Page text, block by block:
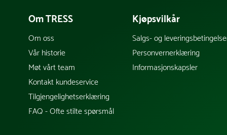
Om TRESS
Om oss
Vår historie
Møt vårt team
Kontakt kundeservice
Tilgjengelighetserklæring
FAQ - Ofte stilte spørsmål
Kjøpsvilkår
Salgs- og
Personvernerklæring
Informasjonskapsler